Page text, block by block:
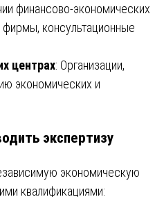
финансово-экономических
фирмы, консультационные
центрах: Организации,
экономических и
экспертизу
экономическую
квалификациями: